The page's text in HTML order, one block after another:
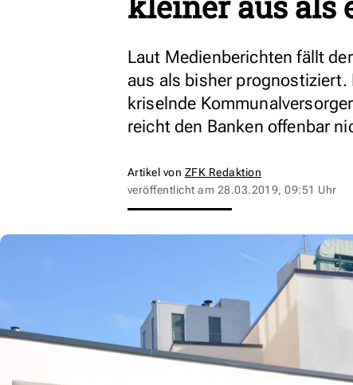
Laut Medienberichten fällt
aus als bisher
kriselnde
reicht den Banken offenbar
Artikel von ZFK Redaktion
veröffentlicht am 28.03.2019, 09:51 Uhr